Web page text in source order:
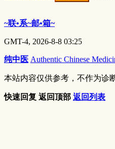
~联•系~邮•箱~
GMT-4, 2026-8-8 03:25
纯中医 Authentic Chinese
本站内容仅供参考，不作为诊
快速回复 返回顶部 返回列表